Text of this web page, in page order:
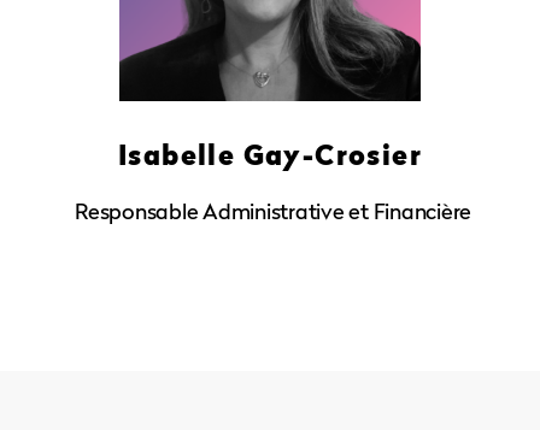
Isabelle Gay-Crosier
Responsable Administrative et Financière